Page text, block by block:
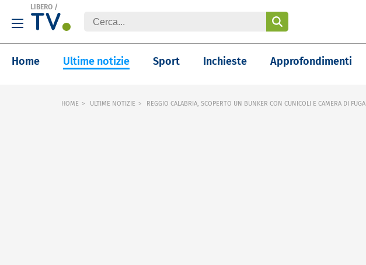
LIBERO /
Home Ultime notizie Sport Inchieste Approfondimenti
HOME ULTIME NOTIZIE REGGIO CALABRIA, SCOPERTO UN BUNKER CON CUNICOLI E CAMERA DI FUGA